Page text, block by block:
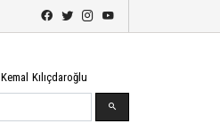
Kemal Kılıçdaroğlu